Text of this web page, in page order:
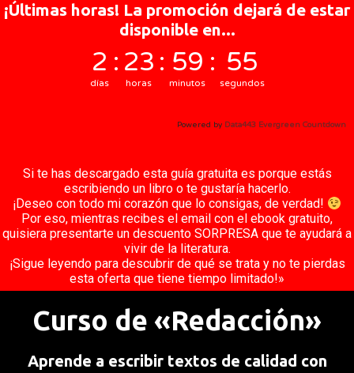
¡Últimas horas! La promoción dejará de estar
disponible en...
2
días
: 23
horas
: 59
minutos
: 54
segundos
Powered by Data443 Evergreen Countdown
correo electrónico.
Si te has descargado esta guía gratuita es porque estás
escribiendo un libro o te gustaría hacerlo.
¡Deseo con todo mi corazón que lo consigas, de verdad!
Por eso, mientras recibes el email con el ebook gratuito,
quisiera presentarte un descuento SORPRESA que te ayudará a
vivir de la literatura.
¡Sigue leyendo para descubrir de qué se trata y no te pierdas
esta oferta que tiene tiempo limitado!»
Curso de «Redacción»
Aprende a escribir textos de calidad con